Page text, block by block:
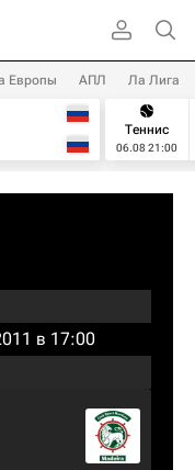
Европы АПЛ Ла Лига
Теннис
06.08 21:00
в 17:00